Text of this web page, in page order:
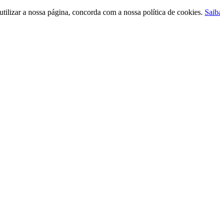
a nossa página, concorda com a nossa política de cookies.